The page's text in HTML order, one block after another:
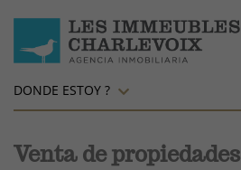
DONDE ESTOY ?
Venta de propiedades